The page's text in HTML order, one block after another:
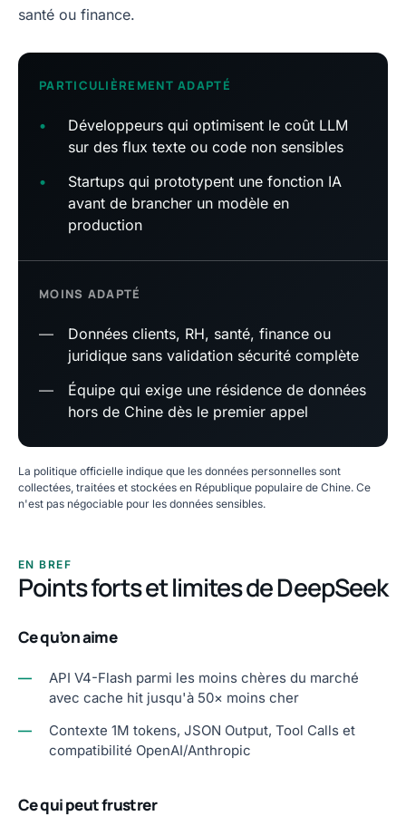
santé ou finance.
PARTICULIÈREMENT ADAPTÉ
•
Développeurs qui optimisent le coût LLM
sur des flux texte ou code non sensibles
•
Startups qui prototypent une fonction IA
avant de brancher un modèle en
production
MOINS ADAPTÉ
—
Données clients, RH, santé, finance ou
juridique sans validation sécurité complète
—
Équipe qui exige une résidence de données
hors de Chine dès le premier appel
La politique officielle indique que les données personnelles sont
collectées, traitées et stockées en République populaire de Chine. Ce
n'est pas négociable pour les données sensibles.
EN BREF
Points forts et limites de DeepSeek
Ce qu’on aime
—
API V4-Flash parmi les moins chères du marché
avec cache hit jusqu'à 50× moins cher
—
Contexte 1M tokens, JSON Output, Tool Calls et
compatibilité OpenAI/Anthropic
Ce qui peut frustrer